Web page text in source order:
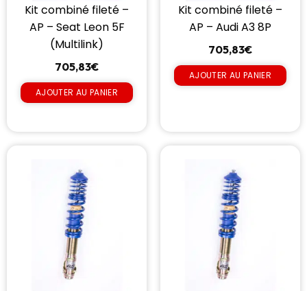
Kit combiné fileté –
AP – Seat Leon 5F
(Multilink)
705,83€
AJOUTER AU PANIER
Kit combiné fileté –
AP – Audi A3 8P
705,83€
AJOUTER AU PANIER